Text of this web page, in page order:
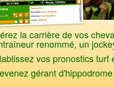
la carrière de vos
renommé, un
vos pronostics
gérant